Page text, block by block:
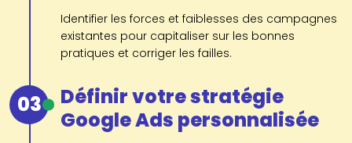
Identifier les forces et faiblesses des campagnes
existantes pour capitaliser sur les bonnes
pratiques et corriger les failles.
03
Définir votre stratégie
Google Ads personnalisée